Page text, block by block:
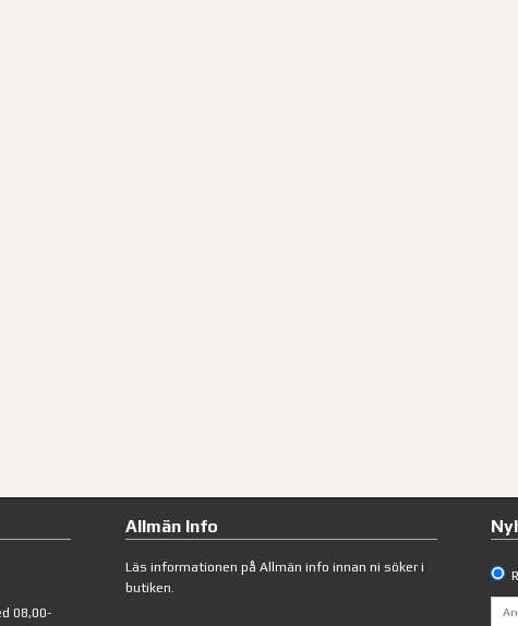
08,00-
Allmän Info
Läs informationen på Allmän info innan ni söker i
butiken.